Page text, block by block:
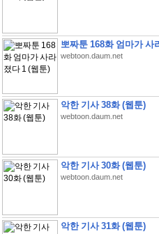
뽀짜툰 168화 엄마가 사
webtoon.daum.net
악한 기사 38화 (웹툰)
webtoon.daum.net
악한 기사 30화 (웹툰)
webtoon.daum.net
악한 기사 31화 (웹툰)